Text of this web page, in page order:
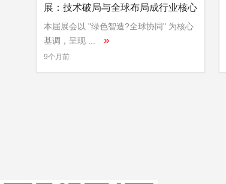
展：技术破局与全球布局成行业核心
命题
本届展会以 "绿色智造?全球协同" 为核心
基调，呈现 ...
»
9个月前